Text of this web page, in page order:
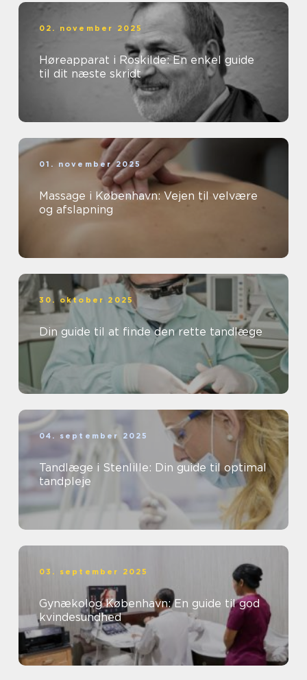
02. november 2025
Høreapparat i Roskilde: En enkel guide
til dit næste skridt
01. november 2025
Massage i København: Vejen til velvære
og afslapning
30. oktober 2025
Din guide til at finde den rette tandlæge
04. september 2025
Tandlæge i Stenlille: Din guide til optimal
tandpleje
03. september 2025
Gynækolog København: En guide til god
kvindesundhed